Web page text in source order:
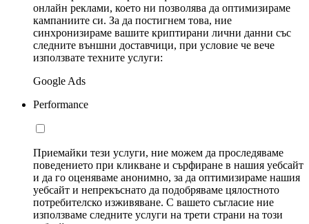
онлайн реклами, което ни позволява да оптимизираме
кампаниите си. За да постигнем това, ние
синхронизираме вашите криптирани лични данни със
следните външни доставчици, при условие че вече
използвате техните услуги:
Google Ads
Performance
Приемайки тези услуги, ние можем да проследяваме
поведението при кликване и сърфиране в нашия уебсайт
и да го оценяваме анонимно, за да оптимизираме нашия
уебсайт и непрекъснато да подобряваме цялостното
потребителско изживяване. С вашето съгласие ние
използваме следните услуги на трети страни на този